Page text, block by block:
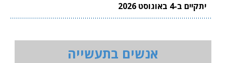
יתקיים ב-4 באוגוסט 2026
אנשים בתעשייה